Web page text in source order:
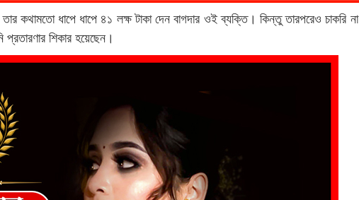
কথামতো ধাপে ধাপে ৪১ লক্ষ টাকা দেন বাগদার ওই ব্যক্তি। কিন্তু তারপরেও চাকরি না
শিকার হয়েছেন।